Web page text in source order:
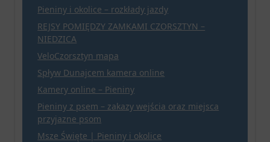
Pieniny i okolice – rozkłady jazdy
REJSY POMIĘDZY ZAMKAMI CZORSZTYN –
NIEDZICA
VeloCzorsztyn mapa
Spływ Dunajcem kamera online
Kamery online – Pieniny
Pieniny z psem – zakazy wejścia oraz miejsca
przyjazne psom
Msze Święte | Pieniny i okolice